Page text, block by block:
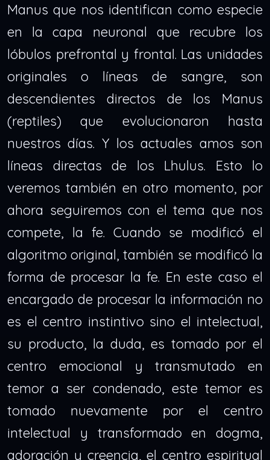
Manus que nos identifican como especie
en la capa neuronal que recubre los
lóbulos prefrontal y frontal. Las unidades
originales o líneas de sangre, son
descendientes directos de los Manus
(reptiles) que evolucionaron hasta
nuestros días. Y los actuales amos son
líneas directas de los Lhulus. Esto lo
veremos también en otro momento, por
ahora seguiremos con el tema que nos
compete, la fe. Cuando se modificó el
algoritmo original, también se modificó la
forma de procesar la fe. En este caso el
encargado de procesar la información no
es el centro instintivo sino el intelectual,
su producto, la duda, es tomado por el
centro emocional y transmutado en
temor a ser condenado, este temor es
tomado nuevamente por el centro
intelectual y transformado en dogma,
adoración y creencia, el centro espiritual